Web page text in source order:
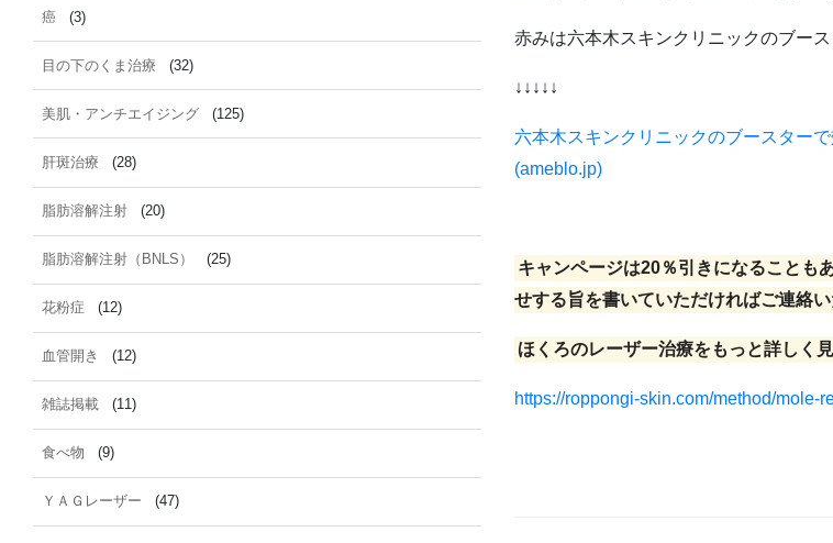
赤みは六本木スキンクリニックのブー
↓↓↓↓↓
六本木スキンクリニックのブースター
(ameblo.jp)
キャンページは20％引きになることも
せする旨を書いていただければご連絡い
ほくろのレーザー治療をもっと詳しく
https://roppongi-skin.com/method/mole-
癌 (3)
目の下のくま治療 (32)
美肌・アンチエイジング (125)
肝斑治療 (28)
脂肪溶解注射 (20)
脂肪溶解注射（BNLS） (25)
花粉症 (12)
血管開き (12)
雑誌掲載 (11)
食べ物 (9)
ＹＡＧレーザー (47)